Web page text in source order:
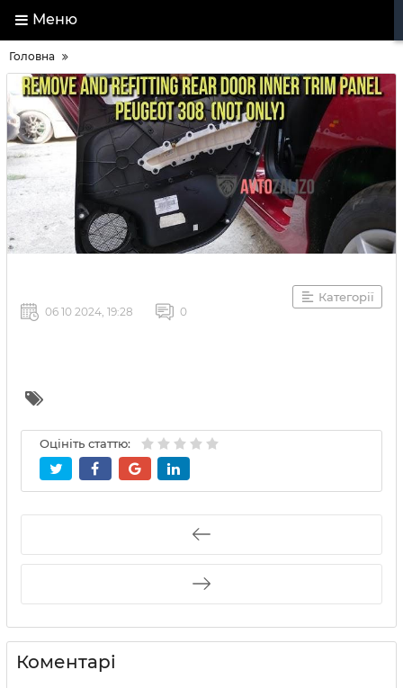
Меню
Головна
Категорії
06 10 2024, 19:28 0
Оцініть статтю:
Коментарі